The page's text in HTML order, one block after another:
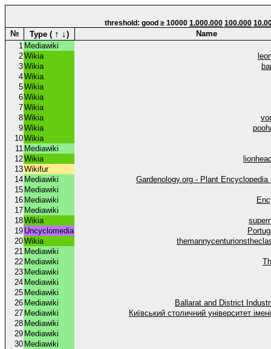
threshold: good ≥ 10000 1.000.000 100.000
№ Type ( ↑ ↓)
Name
1 Mediawiki
2Wikia
3Wikia
4Wikia
5Wikia
6Wikia
7Wikia
8Wikia
9Wikia
10Wikia
11 Mediawiki
12Wikia
13Wikifur
14 Mediawiki
Gardenology.org - Plant Encyclopedia
15 Mediawiki
16 Mediawiki
17 Mediawiki
18Wikia
19 Uncyclomedia
20Wikia
21 Mediawiki
22 Mediawiki
23 Mediawiki
24 Mediawiki
25 Mediawiki
26 Mediawiki
Ballarat and District
27 Mediawiki
Київський столичний університет
28 Mediawiki
29 Mediawiki
30 Mediawiki